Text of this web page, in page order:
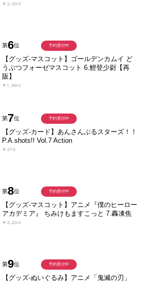
￥2,200
第6位
【グッズ-マスコット】ゴールデンカムイ ど
うぶつフォーゼマスコット 6.鯉登少尉【再
販】
￥1,980
予約受付中
第7位
【グッズ-カード】あんさんぶるスターズ！！
P.A.shots!! Vol.7 Action
￥275
予約受付中
第8位
【グッズ-マスコット】アニメ『僕のヒーロー
アカデミア』 ちみけもますこっと 7.轟凍焦
￥2,200
予約受付中
第9位
【グッズ-ぬいぐるみ】アニメ「鬼滅の刃」
予約受付中